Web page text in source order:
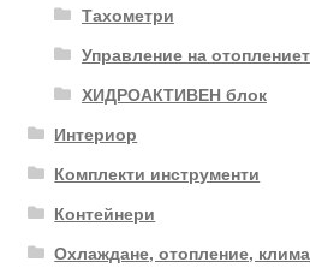
Тахометри
Управление на
ХИДРОАКТИВЕН блок
Интериор
Комплекти инструменти
Контейнери
Охлаждане, отопление,